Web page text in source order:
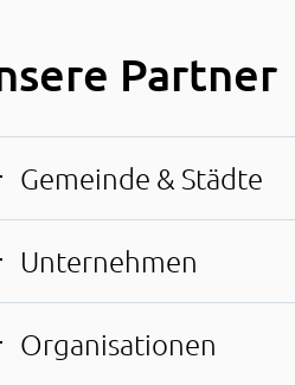
Partner
Gemeinde & Städte
Unternehmen
Organisationen